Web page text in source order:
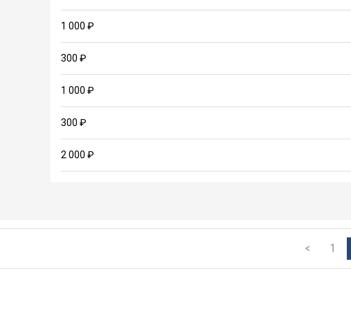
1 000 ₽
300 ₽
1 000 ₽
300 ₽
2 000 ₽
< 1